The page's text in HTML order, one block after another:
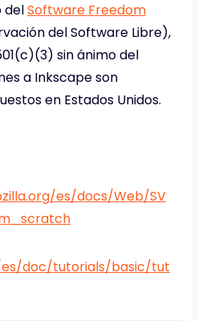
delSoftware Freedom
del Software Libre),
sin ánimo del
a Inkscape son
en Estados Unidos.
es/docs/Web/SV
doc/tutorials/basic/tut